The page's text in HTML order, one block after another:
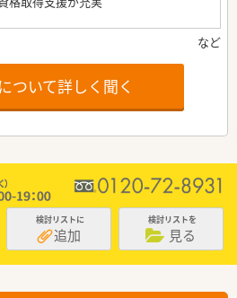
ついて詳しく聞く
検討リストに
追加
検討リストを
見る